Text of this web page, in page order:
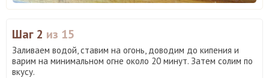
Шаг 2 из 15
Заливаем водой, ставим на огонь, доводим до кипения и
варим на минимальном огне около 20 минут. Затем солим по
вкусу.